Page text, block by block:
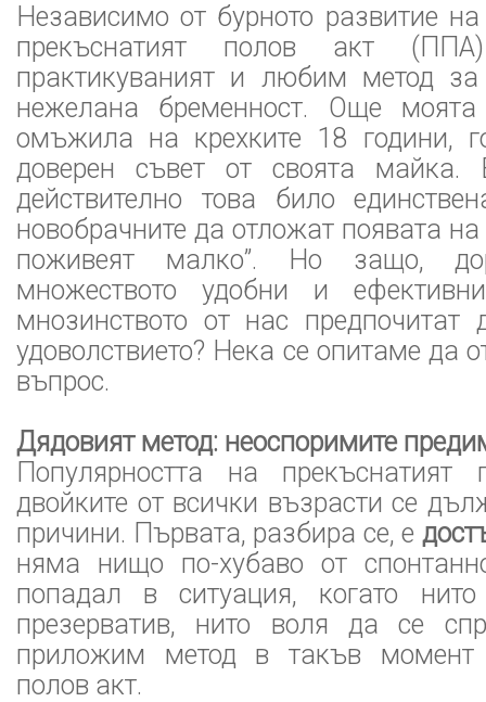
Независимо от бурното развитие
прекъснатият полов акт
практикуваният и любим метод за
нежелана бременност. Още
омъжила на крехките 18 години,
доверен съвет от своята майка.
действително това било
новобрачните да отложат появата на
поживеят малко”. Но защо,
множеството удобни и
мнозинството от нас предпочитат
удоволствието? Нека се опитаме да
въпрос.
Дядовият метод: неоспоримите
Популярността на
двойките от всички възрасти се
причини. Първата, разбира се, е
няма нищо по-хубаво от
попадал в ситуация, когато
презерватив, нито воля да се
приложим метод в такъв момент
полов акт.